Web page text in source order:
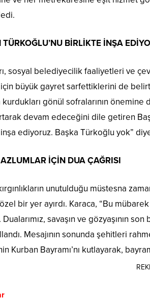
TÜRKOĞLU’NU BİRLİKTE İNŞA
sosyal belediyecilik faaliyetleri ve
büyük gayret sarfettiklerini de
gönül sofralarının
devam edeceğini dile getiren
inşa ediyoruz. Başka Türkoğlu yok”
İÇİN DUA ÇAĞRISI
unutulduğu müstesna
bir yer ayırdı. Karaca, “Bu
savaşın ve gözyaşının
Mesajının sonunda şehitleri
Kurban Bayramı’nı kutlayarak,